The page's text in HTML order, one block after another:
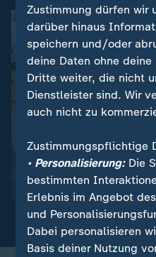
Wetter:
So wird das Wetter
Zustimmung dürfen wir
darüber hinaus
speichern und/oder
deine Daten ohne
Dritte weiter, die nicht
Dienstleister sind. Wir
auch nicht zu
Zustimmungspflichtige
• Personalisierung:Die
bestimmten
Erlebnis im Angebot
und
Dabei personalisieren
Basis deiner Nutzung